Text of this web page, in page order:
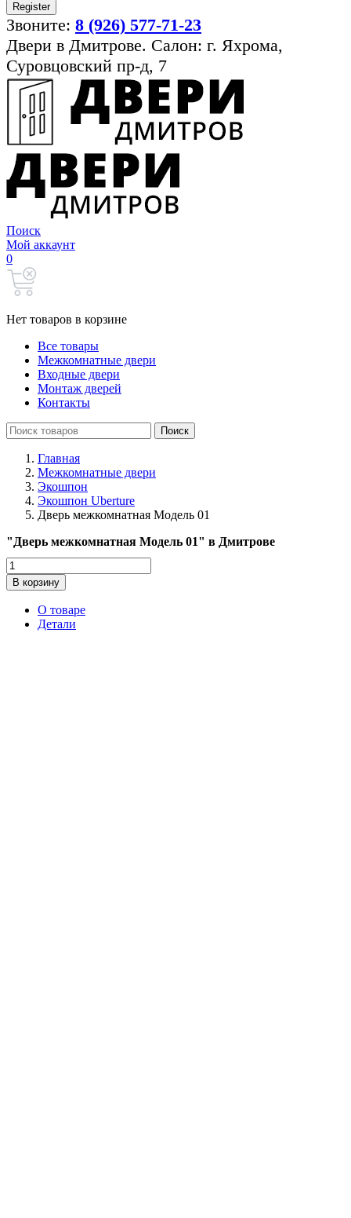
Register
Звоните: 8 (926) 577-71-23
Двери в Дмитрове. Салон: г. Яхрома,
Суровцовский пр-д, 7
Поиск
Мой аккаунт
0
Нет товаров в корзине
Все товары
Межкомнатные двери
Входные двери
Монтаж дверей
Контакты
Search
for:
Поиск
Главная
Межкомнатные двери
Экошпон
Экошпон Uberture
Дверь межкомнатная Модель 01
"Дверь межкомнатная Модель 01" в Дмитрове
Количество
товара
Дверь
межкомнатная
Модель
В корзину
О товаре
Детали